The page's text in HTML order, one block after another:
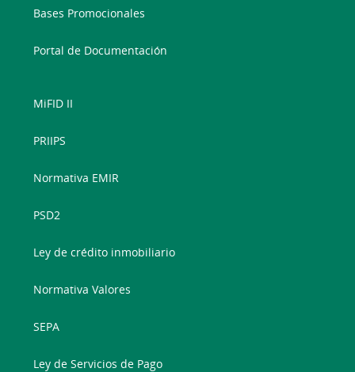
Bases Promocionales
Portal de Documentación
MiFID II
PRIIPS
Normativa EMIR
PSD2
Ley de crédito inmobiliario
Normativa Valores
SEPA
Ley de Servicios de Pago